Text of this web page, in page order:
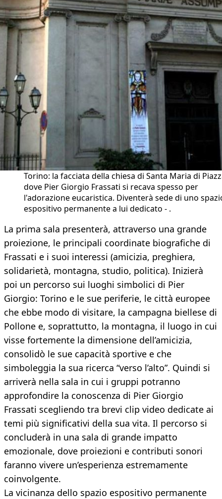
Torino: la facciata della chiesa di Santa Maria di
dove Pier Giorgio Frassati si recava spesso per
l'adorazione eucaristica. Diventerà sede di uno
espositivo permanente a lui dedicato - .
La prima sala presenterà, attraverso una grande
proiezione, le principali coordinate biografiche di
Frassati e i suoi interessi (amicizia, preghiera,
solidarietà, montagna, studio, politica). Inizierà
poi un percorso sui luoghi simbolici di Pier
Giorgio: Torino e le sue periferie, le città europee
che ebbe modo di visitare, la campagna biellese di
Pollone e, soprattutto, la montagna, il luogo in cui
visse fortemente la dimensione dell’amicizia,
consolidò le sue capacità sportive e che
simboleggia la sua ricerca “verso l’alto”. Quindi si
arriverà nella sala in cui i gruppi potranno
approfondire la conoscenza di Pier Giorgio
Frassati scegliendo tra brevi clip video dedicate ai
temi più significativi della sua vita. Il percorso si
concluderà in una sala di grande impatto
emozionale, dove proiezioni e contributi sonori
faranno vivere un’esperienza estremamente
coinvolgente.
La vicinanza dello spazio espositivo permanente